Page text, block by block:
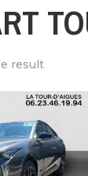
result